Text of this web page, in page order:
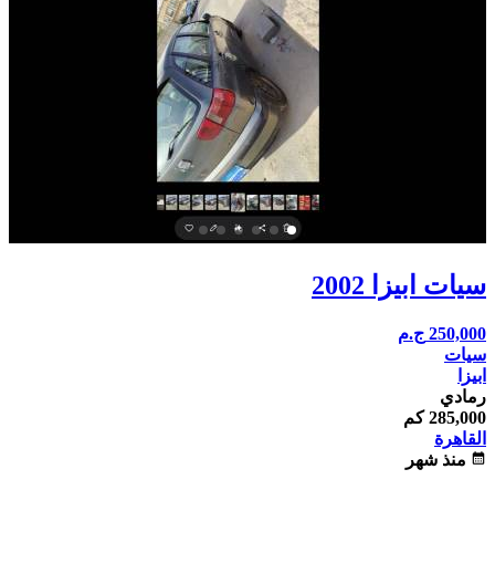
سيات ابيزا 2002
250,000 ج.م
سيات
ابيزا
رمادي
285,000 كم
القاهرة
calendar_month منذ شهر